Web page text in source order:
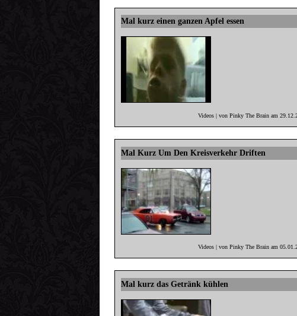
Mal kurz einen ganzen Apfel essen
Videos | von Pinky The Brain am
Mal Kurz Um Den Kreisverkehr Driften
Videos | von Pinky The Brain am
Mal kurz das Getränk kühlen